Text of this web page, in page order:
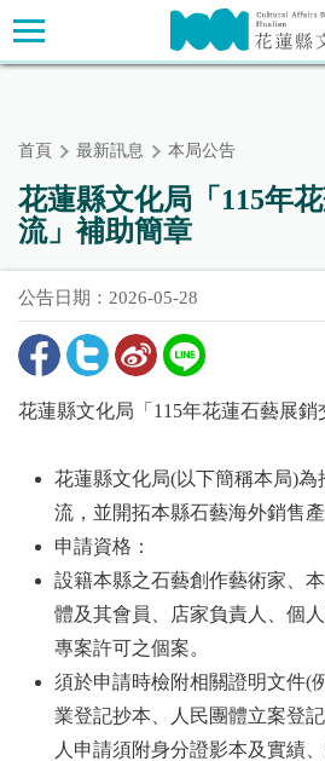
跳
到
主
主要內容區塊
首頁 最新訊息 本局公告
花蓮縣文化局「115年
流」補助簡章
公告日期：2026-05-28
花蓮縣文化局「115年花蓮石藝展
花蓮縣文化局(以下簡稱本局)為
流，並開拓本縣石藝海外銷售
申請資格：
設籍本縣之石藝創作藝術家、
體及其會員、店家負責人、個
專案許可之個案。
須於申請時檢附相關證明文件(
業登記抄本、人民團體立案登
人申請須附身分證影本及實績